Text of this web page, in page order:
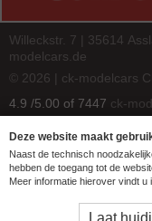
Willeckstr. 7 | 35614
modelcars.de
© 2026 | ck-modelcars
4.9 /5.00 of 7447 ck-
Deze website maakt
Naast de technisch
hebben de toegang tot de
Meer informatie hierover vindt
Laat